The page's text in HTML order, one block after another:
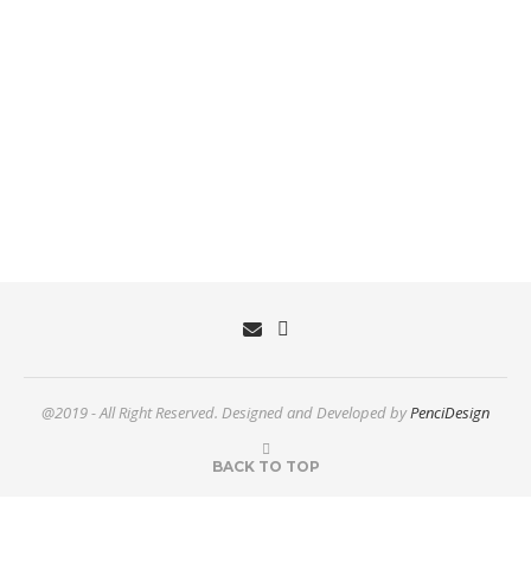
@2019 - All Right Reserved. Designed and Developed byPenciDesign
BACK TO TOP